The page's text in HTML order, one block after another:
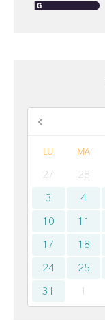
LU MA
27 28
3 4
10 11
17 18
24 25
31 1